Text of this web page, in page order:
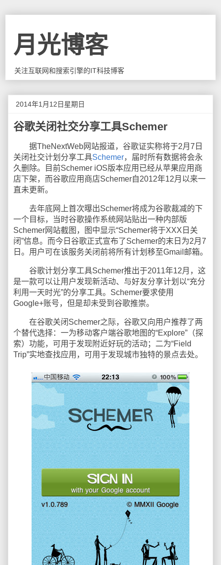
月光博客
关注互联网和搜索引擎的IT科技博客
2014年1月12日星期日
谷歌关闭社交分享工具Schemer
据TheNextWeb网站报道，谷歌证实称将于2月7日
关闭社交计划分享工具Schemer，届时所有数据将会永
久删除。目前Schemer iOS版本应用已经从苹果应用商
店下架，而谷歌应用商店Schemer自2012年12月以来一
直未更新。
去年底网上首次曝出Schemer将成为谷歌裁减的下
一个目标，当时谷歌操作系统网站贴出一种内部版
Schemer网站截图，图中显示“Schemer将于XXX日关
闭”信息。而今日谷歌正式宣布了Schemer的末日为2月7
日。用户可在该服务关闭前将所有计划移至Gmail邮箱。
谷歌计划分享工具Schemer推出于2011年12月，这
是一款可以让用户发现新活动、与好友分享计划以“充分
利用一天时光”的分享工具。Schemer要求使用
Google+账号，但是却未受到谷歌推崇。
在谷歌关闭Schemer之际，谷歌又向用户推荐了两
个替代选择：一为移动客户端谷歌地图的“Explore”（探
索）功能，可用于发现附近好玩的活动；二为“Field
Trip”实地查找应用，可用于发现城市独特的景点去处。